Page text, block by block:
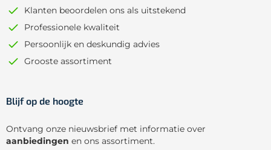
Klanten beoordelen ons als uitstekend
Professionele kwaliteit
Persoonlijk en deskundig advies
Grooste assortiment
Blijf op de hoogte
Ontvang onze nieuwsbrief met informatie over
aanbiedingen en ons assortiment.